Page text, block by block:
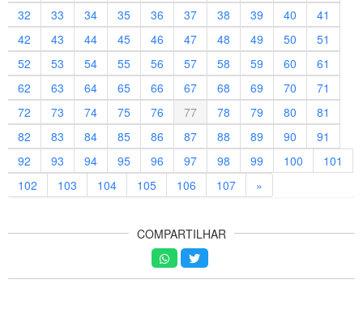
32
33 34 35 36 37 38 39 40
41
42
43 44 45 46 47 48 49 50
51
52
53 54 55 56 57 58 59 60
61
62
63 64 65 66 67 68 69 70
71
72
73 74 75 76 77 78 79 80
81
82
83 84 85 86 87 88 89 90
91
92
93 94 95 96 97 98 99 100
101
102
103 104 105 106 107 »
COMPARTILHAR